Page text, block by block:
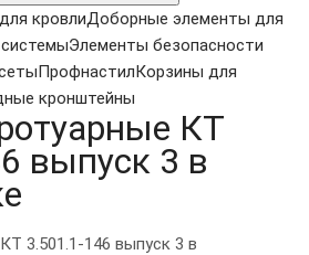
кровлиДоборные элементы для
Элементы безопасности
ПрофнастилКорзины для
кронштейны
КТ
выпуск 3 в
3.501.1-146 выпуск 3 в